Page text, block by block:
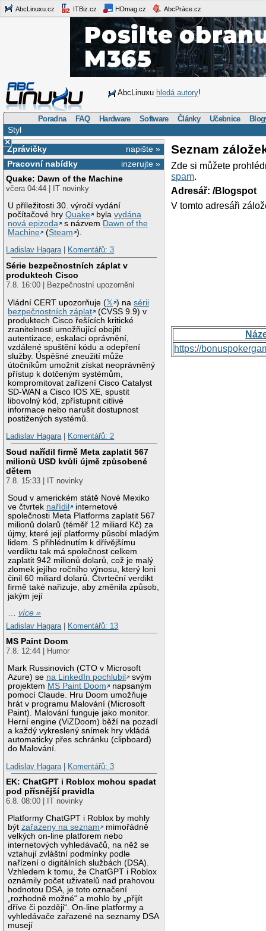
AbcLinuxu.cz ITBiz.cz HDmag.cz AbcPráce.cz
AbcLinuxu hledá autory!
Poradna FAQ Hardware Software Články Učebnice
Styl
×
napište »
Zprávičky
inzerujte »
Pracovní nabídky
Quake: Dawn of the Machine
včera 04:44 | IT novinky
U příležitosti 30. výročí vydání
počítačové hryQuake bylavydána
nová epizoda
s názvem Dawn of the
Machine
(Steam ).
Ladislav Hagara| Komentářů: 3
Série bezpečnostních záplat v
produktech Cisco
7.8. 16:00 | Bezpečnostní upozornění
Vládní CERT upozorňuje (𝕏 ) nasérii
bezpečnostních záplat
(CVSS 9.9) v
produktech Cisco řešících kritické
zranitelnosti umožňující obejití
autentizace, eskalaci oprávnění,
vzdálené spuštění kódu a odepření
služby. Úspěšné zneužití může
útočníkům umožnit získat neoprávněný
přístup k dotčeným systémům,
kompromitovat zařízení Cisco Catalyst
SD-WAN a Cisco IOS XE, spustit
libovolný kód, zpřístupnit citlivé
informace nebo narušit dostupnost
postižených systémů.
Ladislav Hagara| Komentářů: 2
Soud nařídil firmě Meta zaplatit 567
milionů USD kvůli újmě způsobené
dětem
7.8. 15:33 | IT novinky
Soud v americkém státě Nové Mexiko
ve čtvrtek nařídil
internetové
společnosti Meta Platforms zaplatit 567
milionů dolarů (téměř 12 miliard Kč) za
újmy, které její platformy působí mladým
lidem. S přihlédnutím k dřívějšímu
verdiktu tak má společnost celkem
zaplatit 942 milionů dolarů, což je malý
zlomek jejího ročního výnosu, který loni
činil 60 miliard dolarů. Čtvrteční verdikt
firmě také nařizuje, aby změnila způsob,
jakým její
…více »
Ladislav Hagara
Komentářů: 13
MS Paint Doom
7.8. 12:44 | Humor
Mark Russinovich (CTO v Microsoft
Azure) se na LinkedIn pochlubil
svým
projektem MS Paint Doom
napsaným
pomocí Claude. Hru Doom umožňuje
hrát v programu Malování (Microsoft
Paint). Malování funguje jako monitor.
Herní engine (ViZDoom) běží na pozadí
a každý vykreslený snímek hry vkládá
automaticky přes schránku (clipboard)
do Malování.
Ladislav Hagara
Komentářů: 3
EK: ChatGPT i Roblox mohou spadat
pod přísnější pravidla
6.8. 08:00 | IT novinky
Platformy ChatGPT i Roblox by mohly
býtzařazeny na seznam
mimořádně
velkých on-line platforem nebo
internetových vyhledávačů, na něž se
vztahují zvláštní podmínky podle
nařízení o digitálních službách (DSA).
Vzhledem k tomu, že ChatGPT i Roblox
oznámily počet uživatelů nad prahovou
hodnotou DSA, je toto označení
„rozhodně možné“ a mohlo by „přijít
dříve či později“. On-line platformy a
vyhledávače zařazené na seznamy DSA
musejí
Seznam
Zde si můžete
spam.
Adresář: /Blogspot
V tomto adresáři
https://